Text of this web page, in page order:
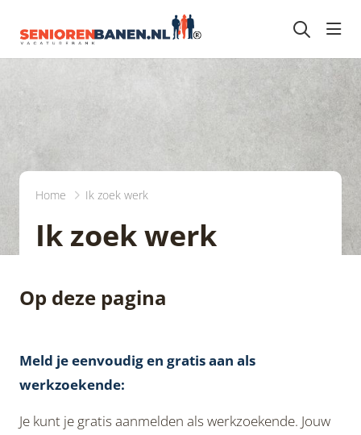
Home Ik zoek werk
Ik zoek werk
Op deze pagina
Meld je eenvoudig en gratis aan als
werkzoekende:
Je kunt je gratis aanmelden als werkzoekende. Jouw